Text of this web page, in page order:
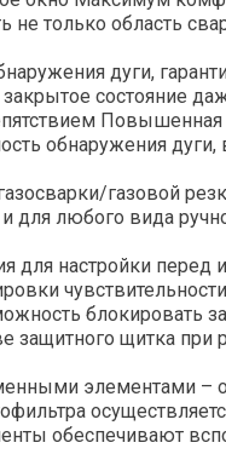
не только область
дуги,
состояние
Повышенная
обнаружения
газовой
для любого вида
для настройки перед
блокировать
защитного щитка
элементами –
обеспечивают